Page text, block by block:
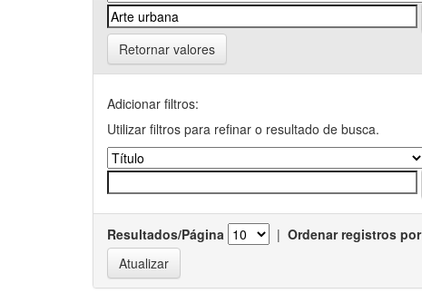
Retornar valores
Adicionar filtros:
Utilizar filtros para refinar o resultado de busca.
Resultados/Página | Ordenar registros por